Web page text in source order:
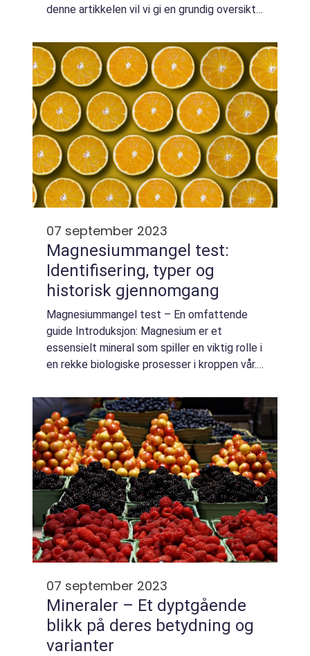
denne artikkelen vil vi gi en grundig oversikt
forskjellige typer vitamin B9-mangel,
diskute...
07 september 2023
Magnesiummangel test:
Identifisering, typer og
historisk gjennomgang
Magnesiummangel test – En omfattende
guide Introduksjon: Magnesium er et
essensielt mineral som spiller en viktig rolle i
en rekke biologiske prosesser i kroppen vår.
reaksjoner og er avgjørende for op...
07 september 2023
Mineraler – Et dyptgående
blikk på deres betydning og
varianter